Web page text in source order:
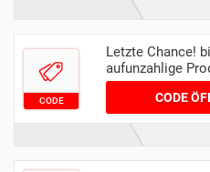
CODE
Letzte Chance!
aufunzahlige
CODE